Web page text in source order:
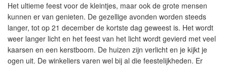
Het ultieme feest voor de kleintjes, maar ook de grote mensen
kunnen er van genieten. De gezellige avonden worden steeds
langer, tot op 21 december de kortste dag geweest is. Het wordt
weer langer licht en het feest van het licht wordt gevierd met veel
kaarsen en een kerstboom. De huizen zijn verlicht en je kijkt je
ogen uit. De winkeliers varen wel bij al die feestelijkheden. Er